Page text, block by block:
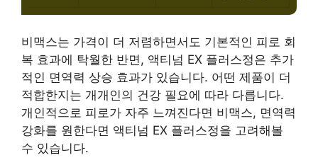
비맥스는 가격이 더 저렴하면서도 기본적인 피로 회
복 효과에 탁월한 반면, 액티넘 EX 플러스정은 추가
적인 면역력 상승 효과가 있습니다. 어떤 제품이 더
적합한지는 개개인의 건강 필요에 따라 다릅니다.
개인적으로 피로가 자주 느껴진다면 비맥스, 면역력
강화를 원한다면 액티넘 EX 플러스정을 고려해볼
수 있습니다.